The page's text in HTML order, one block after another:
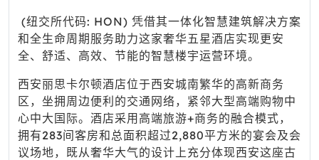
(纽交所代码: HON) 凭借其一体化智慧建筑解决方案
和全生命周期服务助力这家奢华五星酒店实现更安
全、舒适、高效、节能的智慧楼宇运营环境。
西安丽思卡尔顿酒店位于西安城南繁华的高新商务
区，坐拥周边便利的交通网络，紧邻大型高端购物中
心中大国际。酒店采用高端旅游+商务的融合模式，
拥有283间客房和总面积超过2,880平方米的宴会及会
议场地，既从奢华大气的设计上充分体现西安这座古